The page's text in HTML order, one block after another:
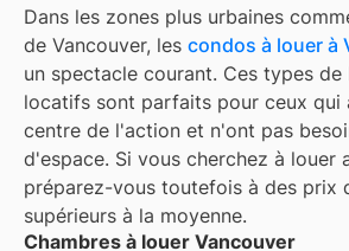
Dans les zones plus urbaines
de Vancouver, les condos à louer à
un spectacle courant. Ces types de
locatifs sont parfaits pour ceux qui
centre de l'action et n'ont pas
d'espace. Si vous cherchez à louer
préparez-vous toutefois à des prix
supérieurs à la moyenne.
Chambres à louer Vancouver